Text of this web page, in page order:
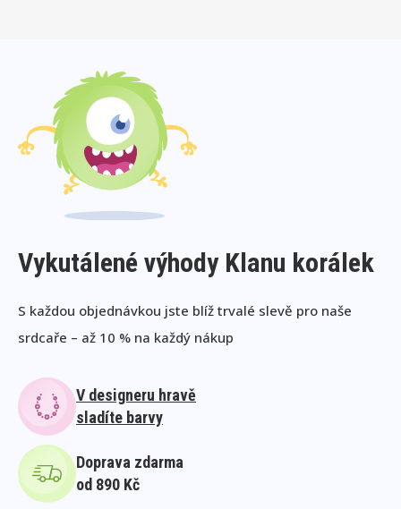
Vykutálené výhody Klanu korálek
S každou objednávkou jste blíž trvalé slevě pro naše
srdcaře – až 10 % na každý nákup
V designeru hravě
sladíte barvy
Doprava zdarma
od 890 Kč